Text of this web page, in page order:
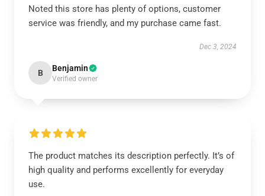
Noted this store has plenty of options, customer
service was friendly, and my purchase came fast.
Dec 3, 2024
B Benjamin
Verified owner
The product matches its description perfectly. It’s of
high quality and performs excellently for everyday
use.